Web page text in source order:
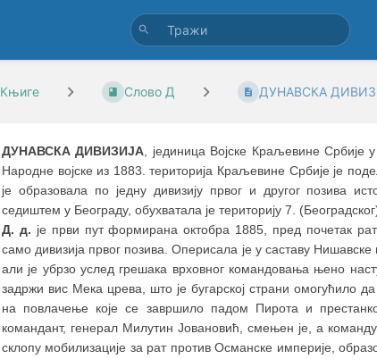
Књиге Слово Д ДУНАВСКА
ДУНАВСКА ДИВИЗИЈА, јединица Војске Краљевине Србије
Народне војске из 1883. територија Краљевине Србије је
је образовала по једну дивизију првог и другог позива
седиштем у Београду, обухватала је територију 7.
Д. д. је први пут формирана октобра 1885, пред почетак
само дивизија првог позива. Оперисала је у саставу
али је убрзо услед грешака врховног командовања њено
задржи вис Мека црева, што је бугарској страни омогућило
на повлачење које се завршило падом Пирота и
командант, генерал Милутин Јовановић, смењен је, а
склопу мобилизације за рат против Османске империје,